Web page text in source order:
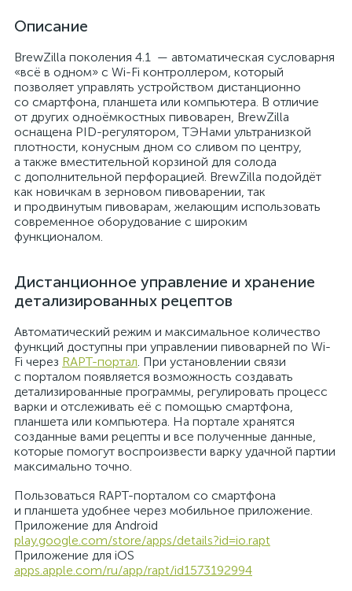
Описание
BrewZilla поколения 4.1 — автоматическая сусловарня
«всё в одном» с Wi-Fi контроллером, который
позволяет управлять устройством дистанционно
со смартфона, планшета или компьютера. В отличие
от других одноёмкостных пивоварен, BrewZilla
оснащена PID-регулятором, ТЭНами ультранизкой
плотности, конусным дном со сливом по центру,
а также вместительной корзиной для солода
с дополнительной перфорацией. BrewZilla подойдёт
как новичкам в зерновом пивоварении, так
и продвинутым пивоварам, желающим использовать
современное оборудование с широким
функционалом.
Дистанционное управление и хранение
детализированных рецептов
Автоматический режим и максимальное количество
функций доступны при управлении пивоварней по Wi-
Fi через RAPT-портал. При установлении связи
с порталом появляется возможность создавать
детализированные программы, регулировать процесс
варки и отслеживать её с помощью смартфона,
планшета или компьютера. На портале хранятся
созданные вами рецепты и все полученные данные,
которые помогут воспроизвести варку удачной партии
максимально точно.
Пользоваться RAPT-порталом со смартфона
и планшета удобнее через мобильное приложение.
Приложение для Android
play.google.com/store/apps/details?id=io.rapt
Приложение для iOS
apps.apple.com/ru/app/rapt/id1573192994